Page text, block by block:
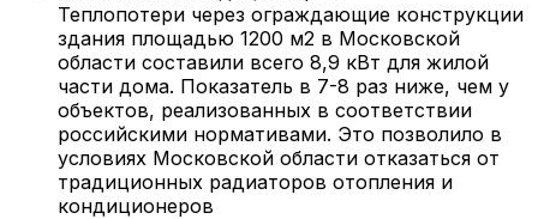
Теплопотери через ограждающие конструкции
здания площадью 1200 м2 в Московской
области составили всего 8,9 кВт для жилой
части дома. Показатель в 7-8 раз ниже, чем у
объектов, реализованных в соответствии
российскими нормативами. Это позволило в
условиях Московской области отказаться от
традиционных радиаторов отопления и
кондиционеров